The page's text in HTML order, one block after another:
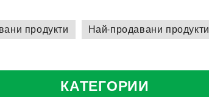
продукти Най-продавани продукти
КАТЕГОРИИ